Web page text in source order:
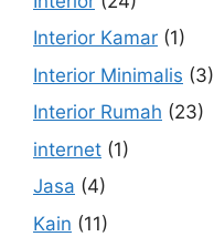
Interior Kamar (1)
Interior Minimalis (3)
Interior Rumah (23)
internet (1)
Jasa (4)
Kain (11)